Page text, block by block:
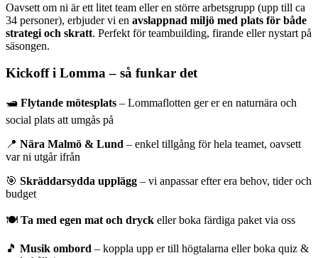
Oavsett om ni är ett litet team eller en större arbetsgrupp (upp till ca
34 personer), erbjuder vi en avslappnad miljö med plats för både
strategi och skratt. Perfekt för teambuilding, firande eller nystart på
säsongen.
Kickoff i Lomma – så funkar det
🛥️ Flytande mötesplats – Lommaflotten ger er en naturnära och
social plats att umgås på
📍 Nära Malmö & Lund – enkel tillgång för hela teamet, oavsett
var ni utgår ifrån
🎯 Skräddarsydda upplägg – vi anpassar efter era behov, tider och
budget
🍽️ Ta med egen mat och dryck eller boka färdiga paket via oss
🎵 Musik ombord – koppla upp er till högtalarna eller boka quiz &